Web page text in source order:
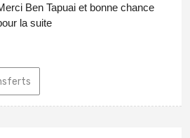
Ben Tapuai et bonne chance
la suite